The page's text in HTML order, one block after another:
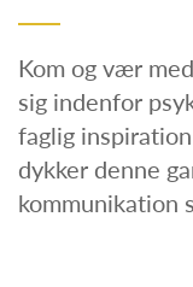
Kom og vær
sig indenfor
faglig
dykker denne
kommunikation